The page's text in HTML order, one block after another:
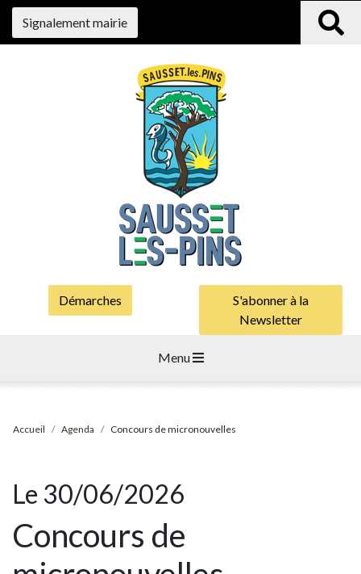
Signalement mairie
Démarches
S'abonner à la
Newsletter
Menu
Accueil Agenda Concours de micronouvelles
Le 30/06/2026
Concours de